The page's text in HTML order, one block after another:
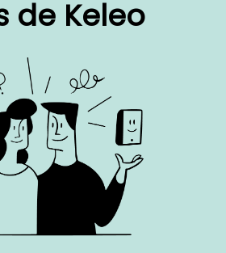
de Keleo